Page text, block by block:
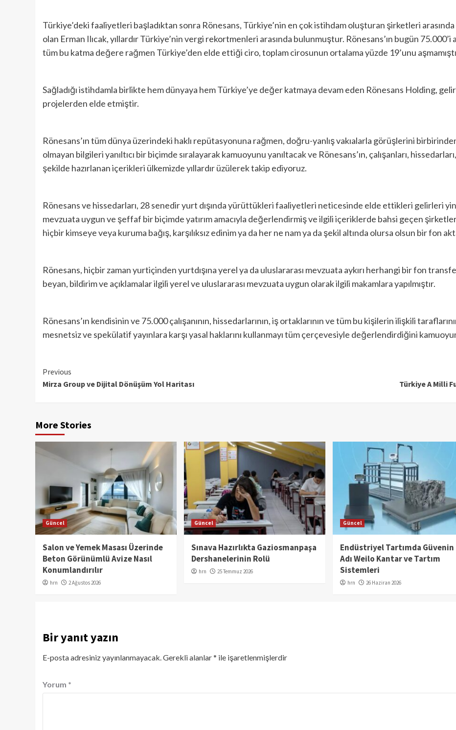
Türkiye’deki faaliyetleri başladıktan sonra Rönesans, Türkiye’nin en çok istihdam oluşturan şirketleri arasında
olan Erman Ilıcak, yıllardır Türkiye’nin vergi rekortmenleri arasında bulunmuştur. Rönesans’ın bugün 75.000’i
tüm bu katma değere rağmen Türkiye’den elde ettiği ciro, toplam cirosunun ortalama yüzde 19’unu
Sağladığı istihdamla birlikte hem dünyaya hem Türkiye’ye değer katmaya devam eden Rönesans Holding,
projelerden elde etmiştir.
Rönesans’ın tüm dünya üzerindeki haklı repütasyonuna rağmen, doğru-yanlış vakıalarla görüşlerini
olmayan bilgileri yanıltıcı bir biçimde sıralayarak kamuoyunu yanıltacak ve Rönesans’ın, çalışanları,
şekilde hazırlanan içerikleri ülkemizde yıllardır üzülerek takip ediyoruz.
Rönesans ve hissedarları, 28 senedir yurt dışında yürüttükleri faaliyetleri neticesinde elde ettikleri gelirleri
mevzuata uygun ve şeffaf bir biçimde yatırım amacıyla değerlendirmiş ve ilgili içeriklerde bahsi geçen
hiçbir kimseye veya kuruma bağış, karşılıksız edinim ya da her ne nam ya da şekil altında olursa olsun bir fon
Rönesans, hiçbir zaman yurtiçinden yurtdışına yerel ya da uluslararası mevzuata aykırı herhangi bir fon
beyan, bildirim ve açıklamalar ilgili yerel ve uluslararası mevzuata uygun olarak ilgili makamlara yapılmıştır.
Rönesans’ın kendisinin ve 75.000 çalışanının, hissedarlarının, iş ortaklarının ve tüm bu kişilerin ilişkili
mesnetsiz ve spekülatif yayınlara karşı yasal haklarını kullanmayı tüm çerçevesiyle değerlendirdiğini
Continue
Reading
Previous
Mirza Group ve Dijital Dönüşüm Yol Haritası
Türkiye A Milli
More Stories
Güncel
Salon ve Yemek Masası Üzerinde
Beton Görünümlü Avize Nasıl
Konumlandırılır
hrn 2 Ağustos 2026
Güncel
Sınava Hazırlıkta Gaziosmanpaşa
Dershanelerinin Rolü
hrn 25 Temmuz 2026
Güncel
Endüstriyel Tartımda Güvenin
Adı Weilo Kantar ve Tartım
Sistemleri
hrn 26 Haziran 2026
Bir yanıt yazın
E-posta adresiniz yayınlanmayacak.Gerekli alanlar* ile işaretlenmişlerdir
Yorum *